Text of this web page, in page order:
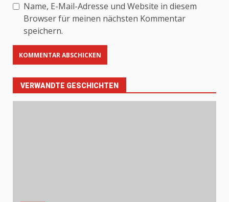
Name, E-Mail-Adresse und Website in diesem
Browser für meinen nächsten Kommentar
speichern.
VERWANDTE GESCHICHTEN